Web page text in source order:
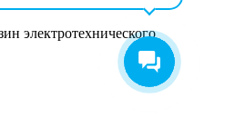
электротехнического